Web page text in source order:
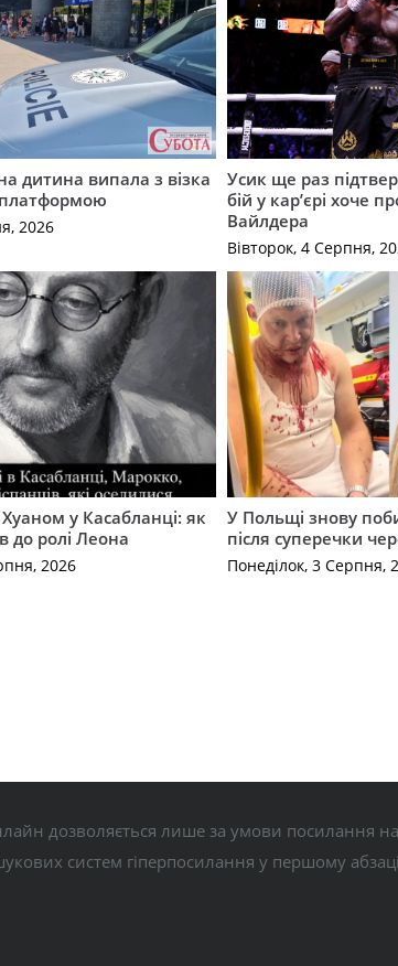
дитина випала з візка
2026
Усик ще раз
бій у кар’єрі хоче
Вайлдера
Вівторок, 4 Серпня,
у Касабланці: як
ролі Леона
2026
У Польщі знову
після суперечки
Понеділок, 3 Серпня,
дозволяється лише за умови посилання
систем гіперпосилання у першому